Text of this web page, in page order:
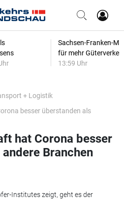
Sachsen-Franken-
für mehr
13:59 Uhr
+ Logistik
besser überstanden als
hat Corona besser
Branchen
Institutes zeigt, geht es der